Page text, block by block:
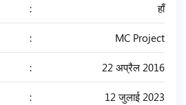
हाँ
MC Project
22 अप्रैल 2016
12 जुलाई 2023